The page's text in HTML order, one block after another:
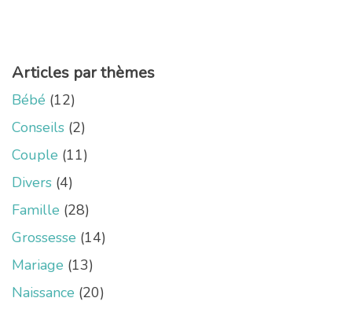
Articles par thèmes
Bébé (12)
Conseils (2)
Couple (11)
Divers (4)
Famille (28)
Grossesse (14)
Mariage (13)
Naissance (20)